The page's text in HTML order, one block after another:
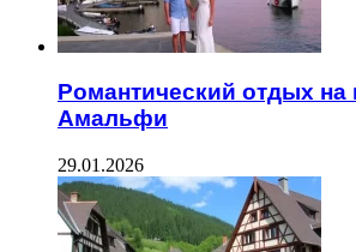
Романтический отдых на
Амальфи
29.01.2026